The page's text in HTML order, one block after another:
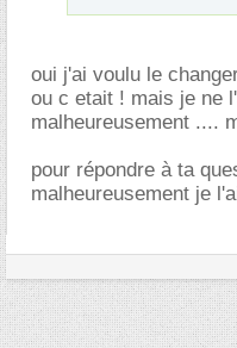
oui j'ai voulu le
ou c etait ! mais je ne
malheureusement ....
pour répondre à ta
malheureusement je